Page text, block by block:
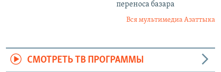
переноса базара
Вся мультимедиа Азаттыка
СМОТРЕТЬ ТВ ПРОГРАММЫ